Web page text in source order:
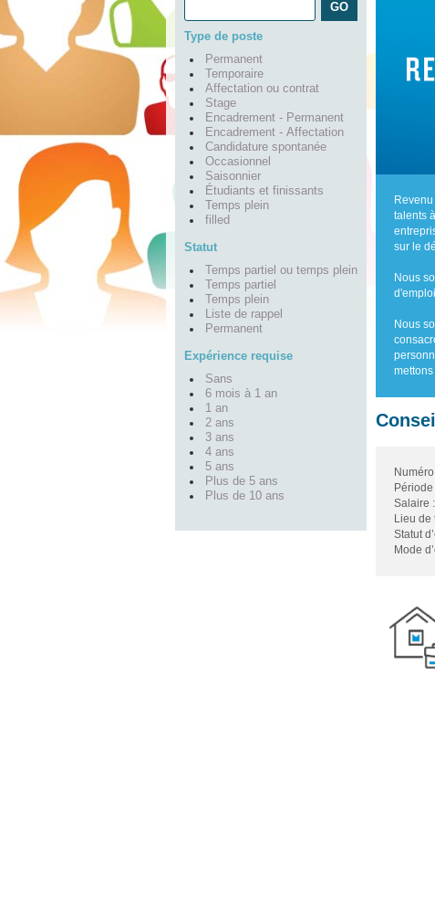
Type de poste
Permanent
Temporaire
Affectation ou contrat
Stage
Encadrement - Permanent
Encadrement - Affectation
Candidature spontanée
Occasionnel
Saisonnier
Étudiants et finissants
Temps plein
filled
Statut
Temps partiel ou temps plein
Temps partiel
Temps plein
Liste de rappel
Permanent
Expérience requise
Sans
6 mois à 1 an
1 an
2 ans
3 ans
4 ans
5 ans
Plus de 5 ans
Plus de 10 ans
talents
sur le
Nous
Nous
Lieu de
Statut
Mode